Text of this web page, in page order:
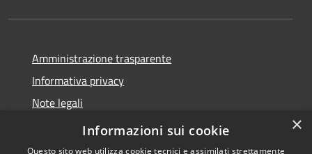
Amministrazione trasparente
Informativa privacy
Note legali
Dichiarazione di accessibilità
×
Informazioni sui cookie
Questo sito web utilizza cookie tecnici e assimilati strettamente